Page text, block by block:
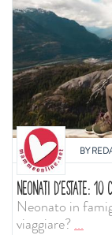
BY
NEONATI D'ESTATE: 10
Neonato in
viaggiare?...